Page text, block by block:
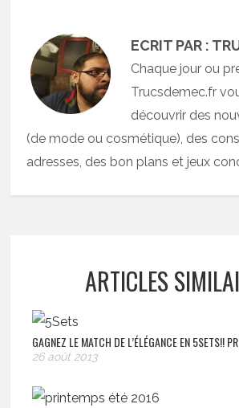
ECRIT PAR :
Chaque jour ou
Trucsdemec.fr
découvrir des
(de mode ou cosmétique), des
adresses, des bon plans et jeux
ARTICLES
GAGNEZ LE MATCH DE L’ÉLÉGANCE EN 5SETS!!
26 août 2013